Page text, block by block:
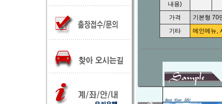
내용)
가격
기본형 70
기타
메인메뉴,